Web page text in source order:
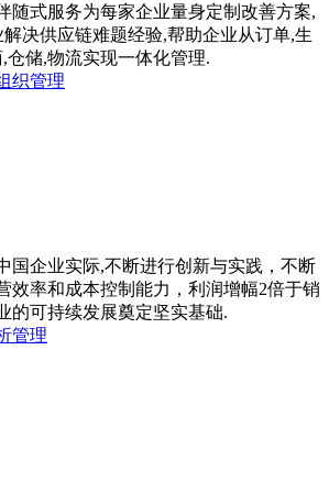
随式服务为每家企业量身定制改善方案,
解决供应链难题经验,帮助企业从订单,生
仓储,物流实现一体化管理.
织管理
国企业实际,不断进行创新与实践，不断
效率和成本控制能力，利润增幅2倍于销
的可持续发展奠定坚实基础.
管理